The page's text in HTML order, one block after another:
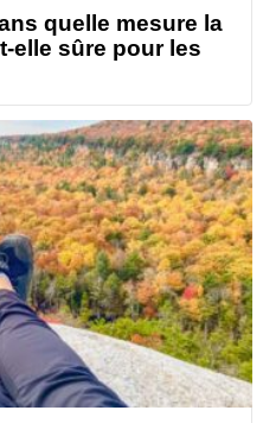
quelle mesure la
elle sûre pour les